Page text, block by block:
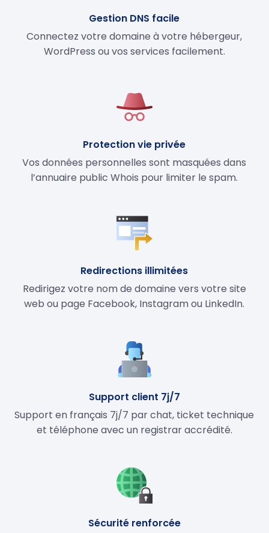
Gestion DNS facile
Connectez votre domaine à votre hébergeur,
WordPress ou vos services facilement.
Protection vie privée
Vos données personnelles sont masquées dans
l’annuaire public Whois pour limiter le spam.
Redirections illimitées
Redirigez votre nom de domaine vers votre site
web ou page Facebook, Instagram ou LinkedIn.
Support client 7j/7
Support en français 7j/7 par chat, ticket technique
et téléphone avec un registrar accrédité.
Sécurité renforcée